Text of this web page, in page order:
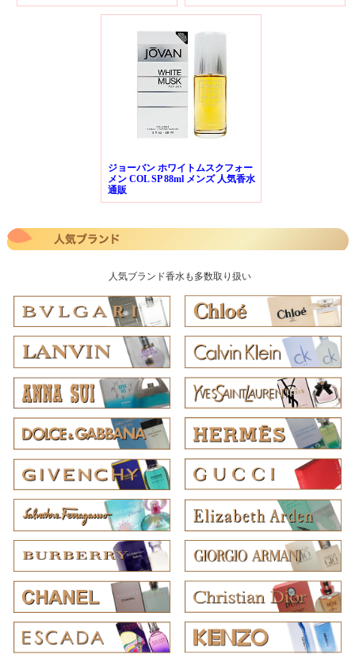
ジョーバン ホワイトムスクフォー
メン COL SP 88ml メンズ 人気香水
通販
人気ブランド香水も多数取り扱い